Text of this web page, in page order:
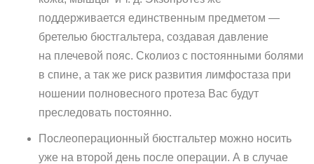
поддерживается единственным предметом —
бретелью бюстгальтера, создавая давление
на плечевой пояс. Сколиоз с постоянными болями
в спине, а так же риск развития лимфостаза при
ношении полновесного протеза Вас будут
преследовать постоянно.
Послеоперационный бюстгальтер можно носить
уже на второй день после операции. А в случае